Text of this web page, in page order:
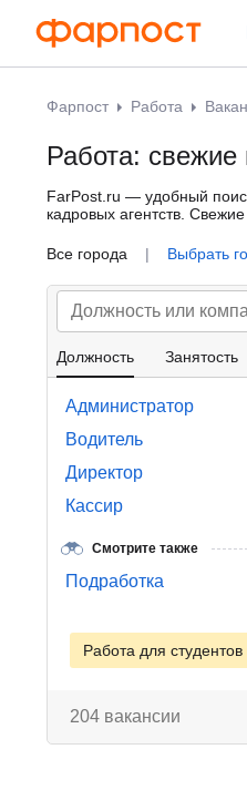
Фарпост Работа
Работа: свежие
FarPost.ru — удобный
кадровых агентств.
Все города | Выбрать
Должность Занятость
Администратор
Водитель
Директор
Кассир
Смотрите также
Подработка
Работа для студентов
204 вакансии